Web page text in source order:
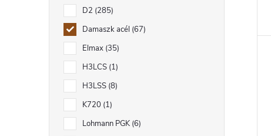
D2 285
Damaszk acél 67
Elmax 35
H3LCS 1
H3LSS 8
K720 1
Lohmann PGK 6